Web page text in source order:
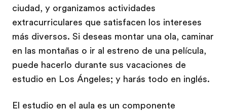
ciudad, y organizamos actividades
extracurriculares que satisfacen los intereses
más diversos. Si deseas montar una ola, caminar
en las montañas o ir al estreno de una película,
puede hacerlo durante sus vacaciones de
estudio en Los Ángeles; y harás todo en inglés.
El estudio en el aula es un componente